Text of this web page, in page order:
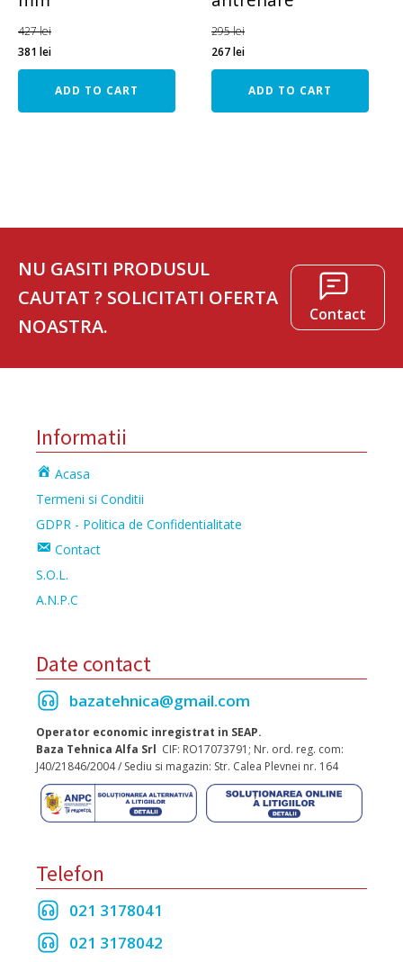
427lei
381 lei
ADD TO CART
295lei
267lei
ADD TO CART
NU GASITI PRODUSUL
CAUTAT ? SOLICITATI OFERTA
NOASTRA.
Contact
Informatii
Acasa
Termeni si Conditii
GDPR - Politica de Confidentialitate
Contact
S.O.L.
A.N.P.C
Date contact
bazatehnica@gmail.com
Operator economic inregistrat in SEAP.
Baza Tehnica Alfa Srl CIF: RO17073791; Nr. ord. reg. com:
J40/21846/2004 / Sediu si magazin: Str. Calea Plevnei nr. 164
Telefon
021 3178041
021 3178042